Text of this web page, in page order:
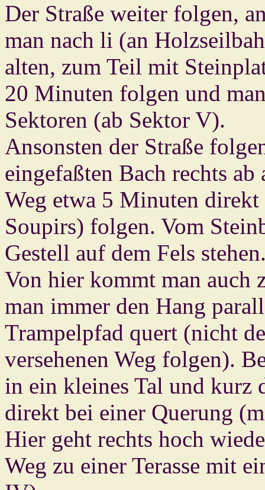
Der Straße weiter folgen,
man nach li (an
alten, zum Teil mit
20 Minuten folgen und
Sektoren (ab Sektor V).
Ansonsten der Straße
eingefaßten Bach rechts
Weg etwa 5 Minuten
Soupirs) folgen. Vom
Gestell auf dem Fels
Von hier kommt man auch
man immer den Hang
Trampelpfad quert (nicht
versehenen Weg folgen).
in ein kleines Tal und kurz
direkt bei einer Querung
Hier geht rechts hoch
Weg zu einer Terasse mit